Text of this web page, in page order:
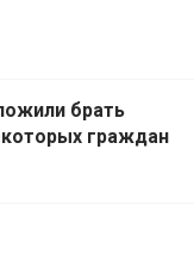
брать
граждан